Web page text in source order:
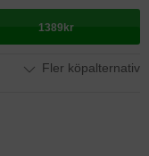
1389kr
Fler köpalternativ